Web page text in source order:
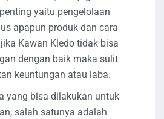
yaitu pengelolaan
apapun produk dan cara
Kawan Kledo tidak bisa
dengan baik maka sulit
keuntungan atau laba.
yang bisa dilakukan untuk
salah satunya adalah